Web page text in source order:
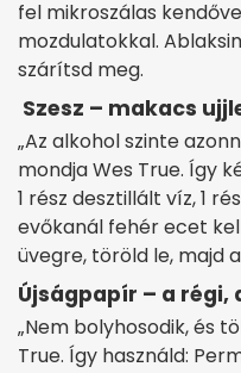
fel mikroszálas
mozdulatokkal.
szárítsd meg.
Szesz – makacs
„Az alkohol szinte
mondja Wes True. Így
1 rész desztillált víz, 1
evőkanál fehér ecet
üvegre, töröld le, majd
Újságpapír – a
„Nem bolyhosodik, és
True. Így használd: